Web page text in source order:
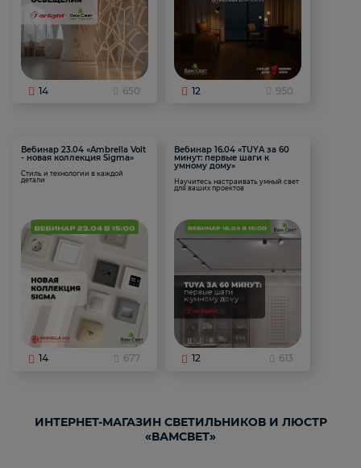
14 650 12 950
Вебинар 23.04 «Ambrella Volt
- новая коллекция Sigma»
Стиль и технологии в каждой
детали
14 677
Вебинар 16.04 «TUYA за 60
минут: первые шаги к
умному дому»
Научитесь настраивать умный свет
для ваших проектов
12 613
ИНТЕРНЕТ-МАГАЗИН СВЕТИЛЬНИКОВ И ЛЮСТР
«ВАМСВЕТ»